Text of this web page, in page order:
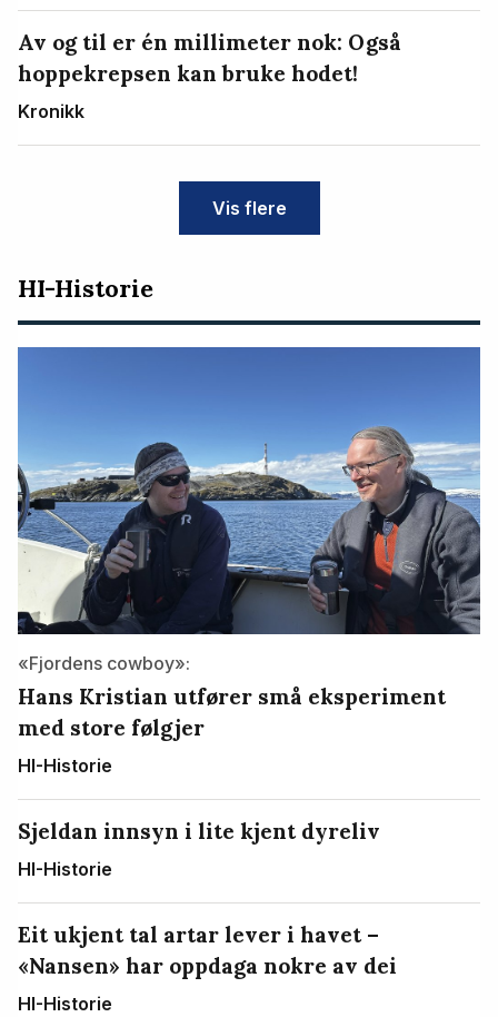
Av og til er én millimeter nok: Også
hoppekrepsen kan bruke hodet!
Kronikk
Vis flere
HI-Historie
«Fjordens cowboy»:
Hans Kristian utfører små eksperiment
med store følgjer
HI-Historie
Sjeldan innsyn i lite kjent dyreliv
HI-Historie
Eit ukjent tal artar lever i havet –
«Nansen» har oppdaga nokre av dei
HI-Historie